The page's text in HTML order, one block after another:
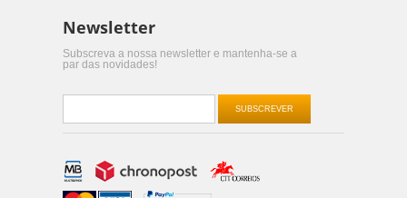
Newsletter
Subscreva a nossa newsletter e mantenha-se a
par das novidades!
SUBSCREVER